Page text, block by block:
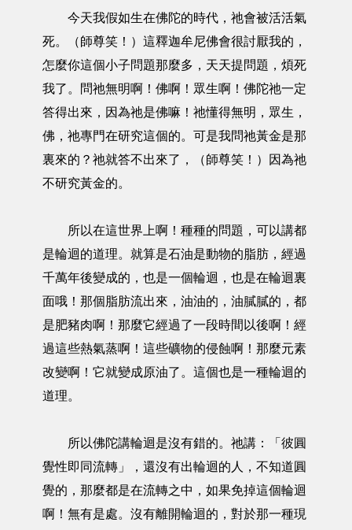
今天我假如生在佛陀的時代，祂會被活活氣
死。（師尊笑！）這釋迦牟尼佛會很討厭我的，
怎麼你這個小子問題那麼多，天天提問題，煩死
我了。問祂無明啊！佛啊！眾生啊！佛陀祂一定
答得出來，因為祂是佛嘛！祂懂得無明，眾生，
佛，祂專門在研究這個的。可是我問祂黃金是那
裏來的？祂就答不出來了，（師尊笑！）因為祂
不研究黃金的。
所以在這世界上啊！種種的問題，可以講都
是輪迴的道理。就算是石油是動物的脂肪，經過
千萬年後變成的，也是一個輪迴，也是在輪迴裏
面哦！那個脂肪流出來，油油的，油膩膩的，都
是肥豬肉啊！那麼它經過了一段時間以後啊！經
過這些熱氣蒸啊！這些礦物的侵蝕啊！那麼元素
改變啊！它就變成原油了。這個也是一種輪迴的
道理。
所以佛陀講輪迴是沒有錯的。祂講：「彼圓
覺性即同流轉」，還沒有出輪迴的人，不知道圓
覺的，那麼都是在流轉之中，如果免掉這個輪迴
啊！無有是處。沒有離開輪迴的，對於那一種現